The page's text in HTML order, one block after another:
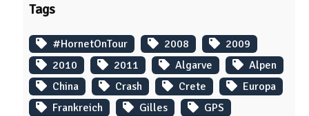
Tags
#HornetOnTour 2008
2009
2010
2011 Algarve
Alpen
China
Crash Crete
Europa
Frankreich
Gilles
GPS